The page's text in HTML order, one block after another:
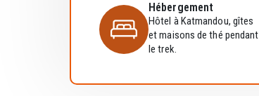
Hébergement
Hôtel à Katmandou, gîtes
et maisons de thé pendant
le trek.